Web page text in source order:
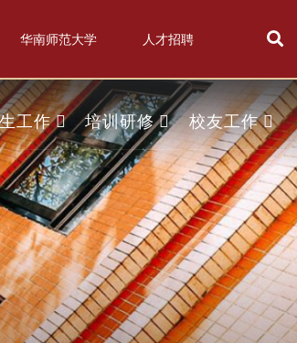
华南师范大学 人才招聘
工作 培训研修 校友工作